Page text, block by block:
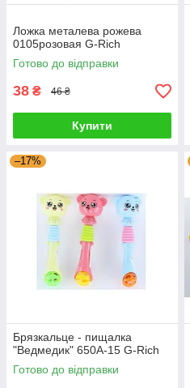
Ложка металева рожева
0105розовая G-Rich
Готово до відправки
38 ₴ 46 ₴
Купити
–17%
Брязкальце - пищалка
"Ведмедик" 650A-15 G-Rich
Готово до відправки